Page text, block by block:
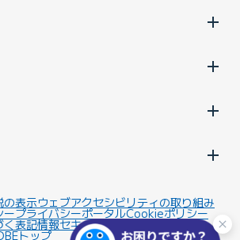
の表示ウェブアクセシビリティの取り組み
ープライバシーポータルCookieポリシー
く表記情報セキュリティ基本方針
トップ